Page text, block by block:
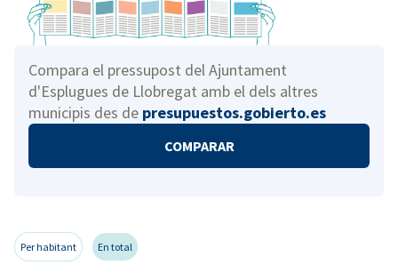
Compara el pressupost del Ajuntament
d'Esplugues de Llobregat amb el dels altres
municipis des de presupuestos.gobierto.es
COMPARAR
Per habitant En total